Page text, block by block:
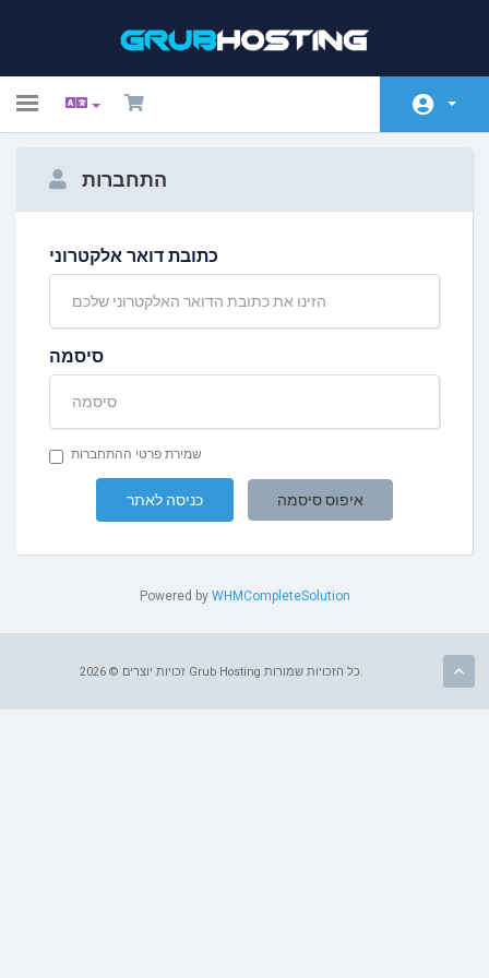
Toggle
חנות
הודעות וחדשות
מאגר מידע
צרו קשר
התחברות
כתובת דואר אלקטרוני
סיסמה
שמירת פרטי ההתחברות
איפוס סיסמה
Powered by WHMCompleteSolution
זכויות יוצרים © 2026 Grub Hosting כל הזכויות שמורות.